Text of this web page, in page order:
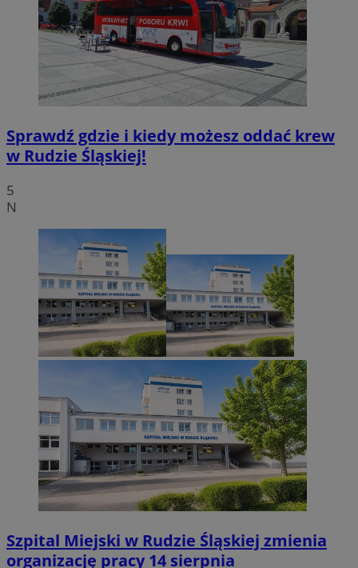
Sprawdź gdzie i kiedy możesz oddać krew
w Rudzie Śląskiej!
5
N
Szpital Miejski w Rudzie Śląskiej zmienia
organizację pracy 14 sierpnia